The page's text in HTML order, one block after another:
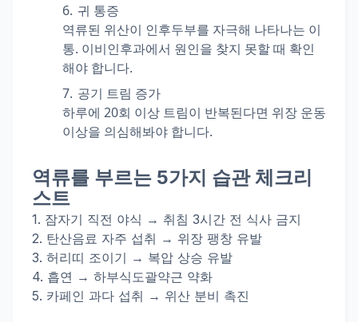
귀 통증
역류된 위산이 인후두부를 자극해 나타나는 이
통. 이비인후과에서 원인을 찾지 못할 때 확인
해야 합니다.
공기 트림 증가
하루에 20회 이상 트림이 반복된다면 위장 운동
이상을 의심해봐야 합니다.
역류를 부르는 5가지 습관 체크리
스트
1. 잠자기 직전 야식 → 취침 3시간 전 식사 금지
2. 탄산음료 자주 섭취 → 위장 팽창 유발
3. 허리띠 조이기 → 복압 상승 유발
4. 흡연 → 하부식도괄약근 약화
5. 카페인 과다 섭취 → 위산 분비 촉진